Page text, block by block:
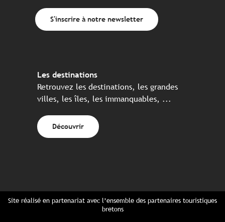
S'inscrire à notre newsletter
Les destinations
Retrouvez les destinations, les grandes
villes, les îles, les immanquables, ...
Découvrir
Site réalisé en partenariat avec l’ensemble des partenaires touristiques
bretons